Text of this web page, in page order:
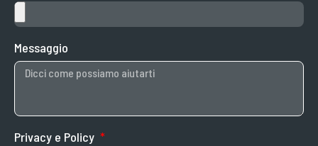
Messaggio
Privacy e Policy